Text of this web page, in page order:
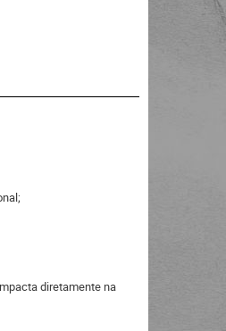
diretamente na